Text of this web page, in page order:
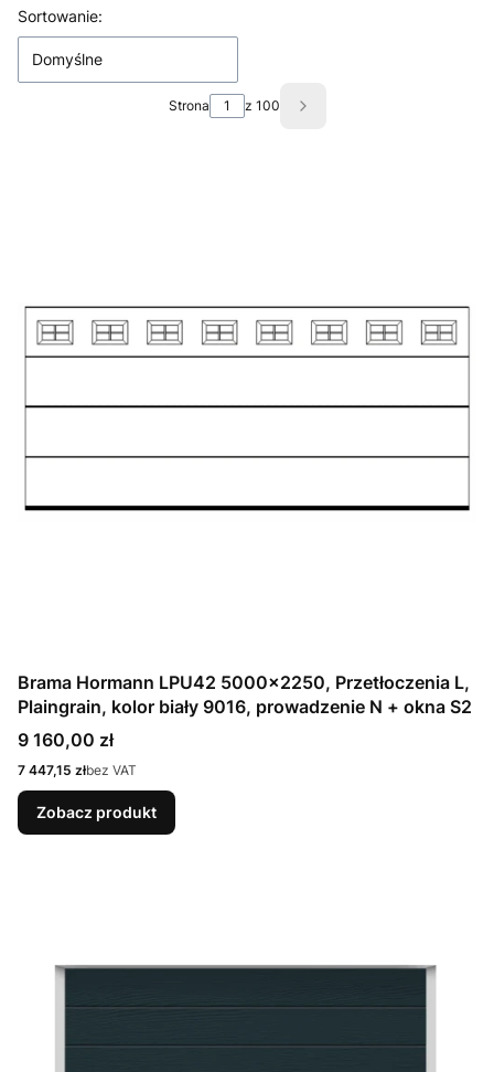
Lista produktów
Sortowanie:
Domyślne
Strona z 100 Następne produkty
Brama Hormann LPU42 5000x2250, Przetłoczenia L,
Plaingrain, kolor biały 9016, prowadzenie N + okna S2
Cena
9 160,00 zł
Cena
7 447,15 złbez VAT
Zobacz produkt